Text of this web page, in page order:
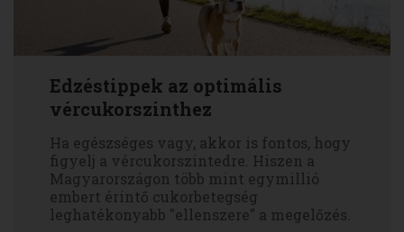
Edzéstippek az optimális
vércukorszinthez
Ha egészséges vagy, akkor is fontos, hogy
figyelj a vércukorszintedre. Hiszen a
Magyarországon több mint egymillió
embert érintő cukorbetegség
leghatékonyabb "ellenszere" a megelőzés.